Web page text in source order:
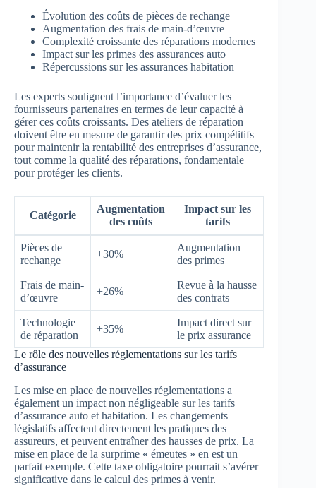
Évolution des coûts de pièces de rechange
Augmentation des frais de main-d’œuvre
Complexité croissante des réparations modernes
Impact sur les primes des assurances auto
Répercussions sur les assurances habitation
Les experts soulignent l’importance d’évaluer les
fournisseurs partenaires en termes de leur capacité à
gérer ces coûts croissants. Des ateliers de réparation
doivent être en mesure de garantir des prix compétitifs
pour maintenir la rentabilité des entreprises d’assurance,
tout comme la qualité des réparations, fondamentale
pour protéger les clients.
Catégorie
Augmentation
des coûts
Impact sur les
tarifs
Pièces de
rechange
+30%
Augmentation
des primes
Frais de main-
d’œuvre
+26%
Revue à la hausse
des contrats
Technologie
de réparation
+35%
Impact direct sur
le prix assurance
Le rôle des nouvelles réglementations sur les tarifs
d’assurance
Les mise en place de nouvelles réglementations a
également un impact non négligeable sur les tarifs
d’assurance auto et habitation. Les changements
législatifs affectent directement les pratiques des
assureurs, et peuvent entraîner des hausses de prix. La
mise en place de la surprime « émeutes » en est un
parfait exemple. Cette taxe obligatoire pourrait s’avérer
significative dans le calcul des primes à venir.